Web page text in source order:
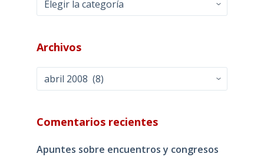
Archivos
Archivos
Comentarios recientes
Apuntes sobre encuentros y congresos